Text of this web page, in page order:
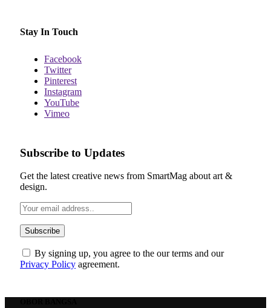
Stay In Touch
Facebook
Twitter
Pinterest
Instagram
YouTube
Vimeo
Subscribe to Updates
Get the latest creative news from SmartMag about art &
design.
By signing up, you agree to the our terms and our
Privacy Policy agreement.